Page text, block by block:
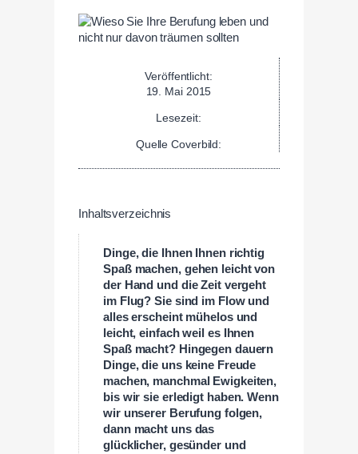
Veröffentlicht:
19. Mai 2015
Lesezeit:
Quelle Coverbild:
Inhaltsverzeichnis
Dinge, die Ihnen Ihnen richtig
Spaß machen, gehen leicht von
der Hand und die Zeit vergeht
im Flug? Sie sind im Flow und
alles erscheint mühelos und
leicht, einfach weil es Ihnen
Spaß macht? Hingegen dauern
Dinge, die uns keine Freude
machen, manchmal Ewigkeiten,
bis wir sie erledigt haben. Wenn
wir unserer Berufung folgen,
dann macht uns das
glücklicher, gesünder und